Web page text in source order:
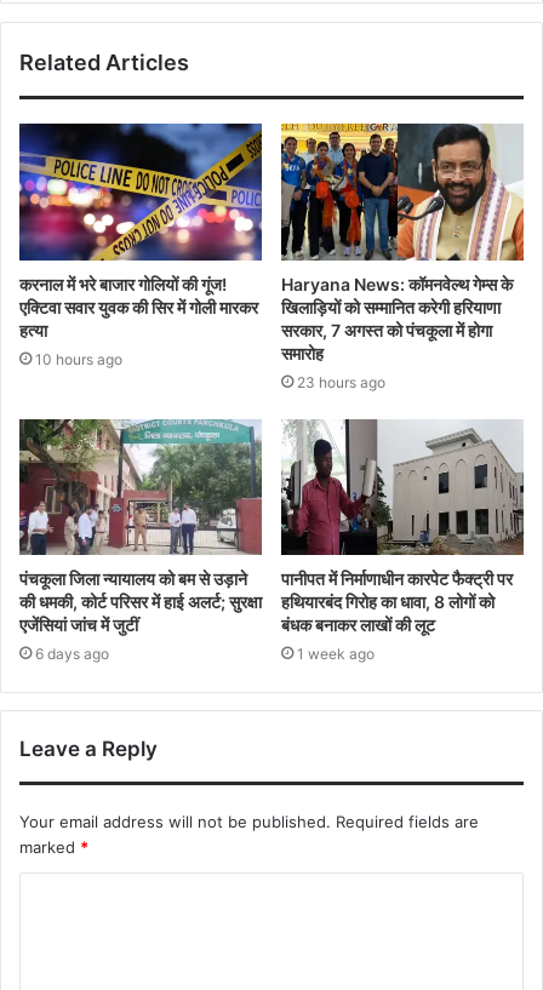
Related Articles
करनाल में भरे बाजार गोलियों की गूंज!
एक्टिवा सवार युवक की सिर में गोली मारकर
हत्या
10 hours ago
Haryana News: कॉमनवेल्थ गेम्स के
खिलाड़ियों को सम्मानित करेगी हरियाणा
सरकार, 7 अगस्त को पंचकूला में होगा
समारोह
23 hours ago
पंचकूला जिला न्यायालय को बम से उड़ाने
की धमकी, कोर्ट परिसर में हाई अलर्ट; सुरक्षा
एजेंसियां जांच में जुटीं
6 days ago
पानीपत में निर्माणाधीन कारपेट फैक्ट्री पर
हथियारबंद गिरोह का धावा, 8 लोगों को
बंधक बनाकर लाखों की लूट
1 week ago
Leave a Reply
Your email address will not be published. Required fields are
marked *